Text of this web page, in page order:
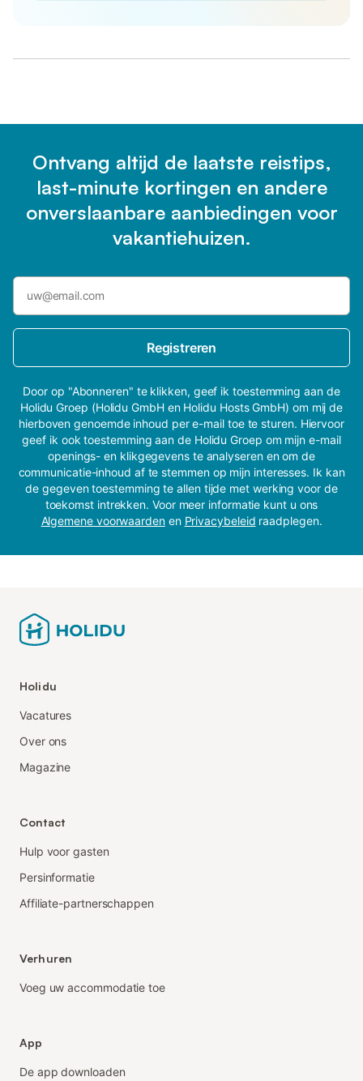
Ontvang altijd de laatste reistips,
last-minute kortingen en andere
onverslaanbare aanbiedingen voor
vakantiehuizen.
Registreren
Door op "Abonneren" te klikken, geef ik toestemming aan de
Holidu Groep (Holidu GmbH en Holidu Hosts GmbH) om mij de
hierboven genoemde inhoud per e-mail toe te sturen. Hiervoor
geef ik ook toestemming aan de Holidu Groep om mijn e-mail
openings- en klikgegevens te analyseren en om de
communicatie-inhoud af te stemmen op mijn interesses. Ik kan
de gegeven toestemming te allen tijde met werking voor de
toekomst intrekken. Voor meer informatie kunt u ons
Algemene voorwaardenen Privacybeleid raadplegen.
Holidu
Vacatures
Over ons
Magazine
Contact
Hulp voor gasten
Persinformatie
Affiliate-partnerschappen
Verhuren
Voeg uw accommodatie toe
App
De app downloaden